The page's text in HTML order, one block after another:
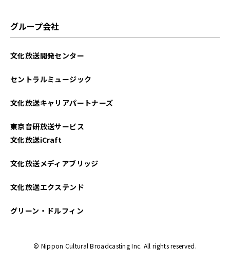
グループ会社
文化放送開発センター
セントラルミュージック
文化放送キャリアパートナーズ
東京音研放送サービス
文化放送iCraft
文化放送メディアブリッジ
文化放送エクステンド
グリーン・ドルフィン
© Nippon Cultural Broadcasting Inc. All rights reserved.